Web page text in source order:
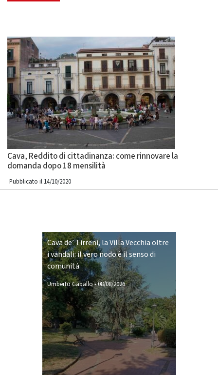
Cava, Reddito di cittadinanza: come rinnovare la
domanda dopo 18 mensilità
Pubblicato il 14/10/2020
Cava de’ Tirreni, la Villa Vecchia oltre
i vandali: il vero nodo è il senso di
comunità
Umberto Gaballo-08/08/2026